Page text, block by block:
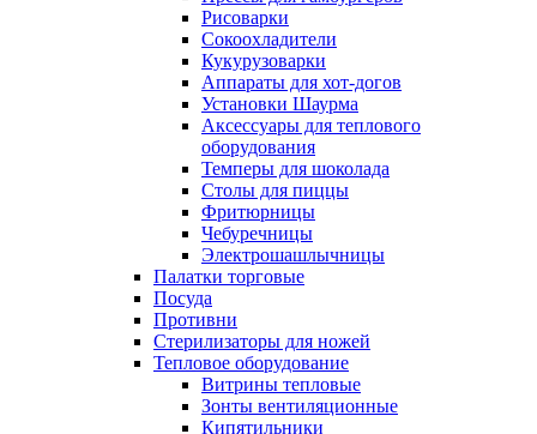
Рисоварки
Сокоохладители
Кукурузоварки
Аппараты для хот-догов
Установки Шаурма
Аксессуары для теплового
оборудования
Темперы для шоколада
Столы для пиццы
Фритюрницы
Чебуречницы
Электрошашлычницы
Палатки торговые
Посуда
Противни
Стерилизаторы для ножей
Тепловое оборудование
Витрины тепловые
Зонты вентиляционные
Кипятильники